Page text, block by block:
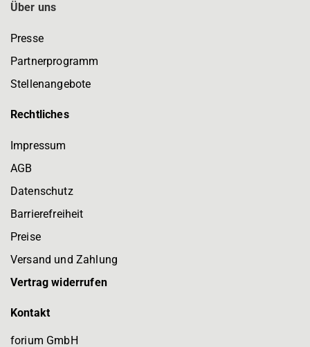
Über uns
Presse
Partnerprogramm
Stellenangebote
Rechtliches
Impressum
AGB
Datenschutz
Barrierefreiheit
Preise
Versand und Zahlung
Vertrag widerrufen
Kontakt
forium GmbH